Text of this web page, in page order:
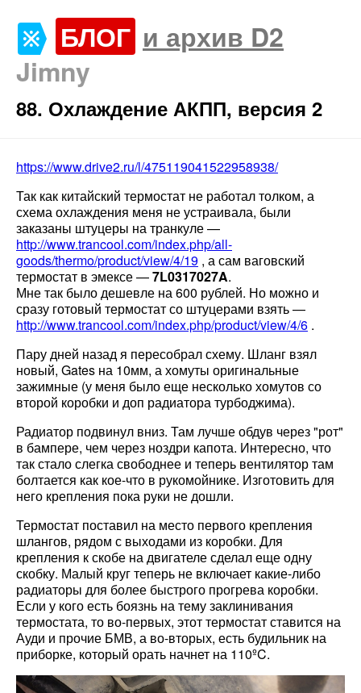
БЛОГ и архив D2
Jimny
88. Охлаждение АКПП, версия 2
https://www.drive2.ru/l/475119041522958938/
Так как китайский термостат не работал толком, а
схема охлаждения меня не устраивала, были
заказаны штуцеры на транкуле —
http://www.trancool.com/index.php/all-
goods/thermo/product/view/4/19 , а сам ваговский
термостат в эмексе —7L0317027A.
Мне так было дешевле на 600 рублей. Но можно и
сразу готовый термостат со штуцерами взять —
http://www.trancool.com/index.php/product/view/4/6 .
Пару дней назад я пересобрал схему. Шланг взял
новый, Gates на 10мм, а хомуты оригинальные
зажимные (у меня было еще несколько хомутов со
второй коробки и доп радиатора турбоджима).
Радиатор подвинул вниз. Там лучше обдув через "рот"
в бампере, чем через ноздри капота. Интересно, что
так стало слегка свободнее и теперь вентилятор там
болтается как кое-что в рукомойнике. Изготовить для
него крепления пока руки не дошли.
Термостат поставил на место первого крепления
шлангов, рядом с выходами из коробки. Для
крепления к скобе на двигателе сделал еще одну
скобку. Малый круг теперь не включает какие-либо
радиаторы для более быстрого прогрева коробки.
Если у кого есть боязнь на тему заклинивания
термостата, то во-первых, этот термостат ставится на
Ауди и прочие БМВ, а во-вторых, есть будильник на
приборке, который орать начнет на 110ºC.